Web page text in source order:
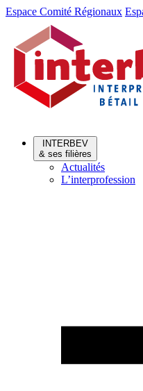
Aller
Aller
contenu
Espace Comité Régionaux
INTERBEV
& ses filières
Actualités
L’interprofession